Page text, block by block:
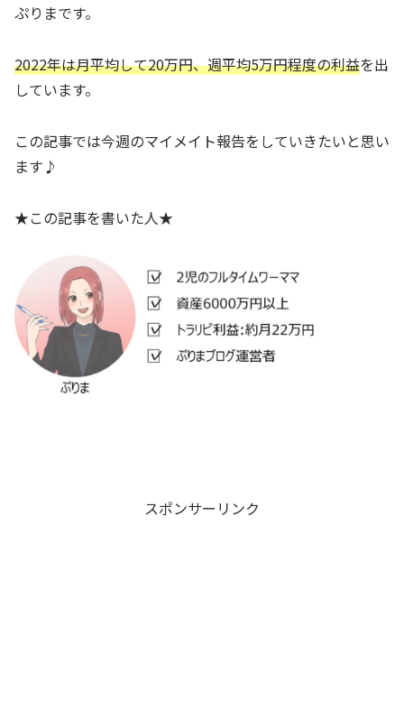
ぷりまです。
2022年は月平均して20万円、週平均5万円程度の利益を出
しています。
この記事では今週のマイメイト報告をしていきたいと思い
ます♪
★この記事を書いた人★
スポンサーリンク